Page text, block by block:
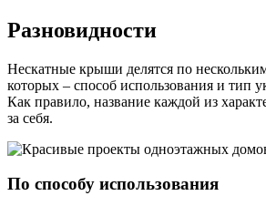
Разновидности
Нескатные крыши делятся по
которых – способ использования и тип
Как правило, название каждой из
за себя.
По способу использования